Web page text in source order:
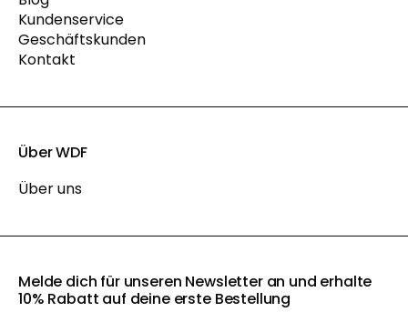
Kundenservice
Geschäftskunden
Kontakt
Über WDF
Über uns
Melde dich für unseren Newsletter an und erhalte
10% Rabatt auf deine erste Bestellung